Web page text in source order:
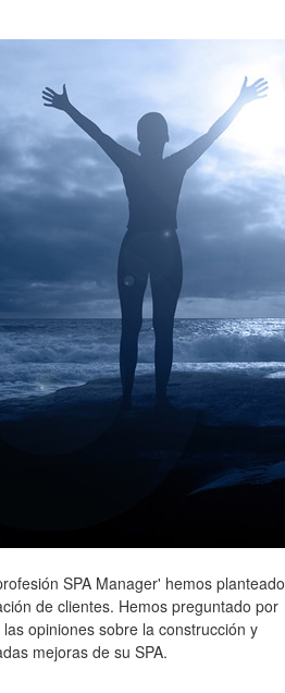
SPA Manager' hemos planteado
de clientes. Hemos preguntado por
opiniones sobre la construcción y
mejoras de su SPA.